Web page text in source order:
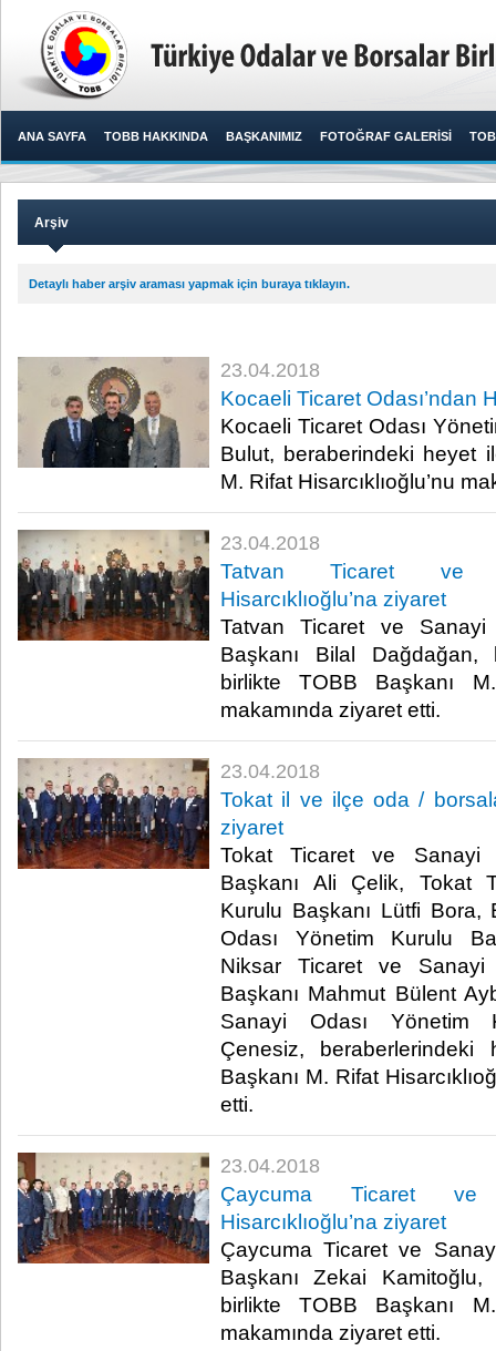
ANA SAYFA TOBB HAKKINDA BAŞKANIMIZ FOTOĞRAF GALERİSİ
Arşiv
Detaylı haber arşiv araması yapmak için buraya tıklayın.
23.04.2018
Kocaeli Ticaret Odası’ndan
Kocaeli Ticaret Odası
Bulut, beraberindeki heyet
M. Rifat Hisarcıklıoğlu’nu
23.04.2018
Tatvan Ticaret ve
Hisarcıklıoğlu’na ziyaret
Tatvan Ticaret ve Sanayi
Başkanı Bilal
birlikte TOBB Başkanı M.
makamında ziyaret etti.​
23.04.2018
Tokat il ve ilçe oda /
ziyaret
Tokat Ticaret ve Sanayi
Başkanı Ali Çelik, Tokat
Kurulu Başkanı Lütfi
Odası Yönetim Kurulu
Niksar Ticaret ve Sanayi
Başkanı Mahmut Bülent
Sanayi Odası Yönetim
Çenesiz,
Başkanı M. Rifat
etti.​
23.04.2018
Çaycuma Ticaret ve
Hisarcıklıoğlu’na ziyaret
Çaycuma Ticaret ve
Başkanı Zekai
birlikte TOBB Başkanı M.
makamında ziyaret etti.​